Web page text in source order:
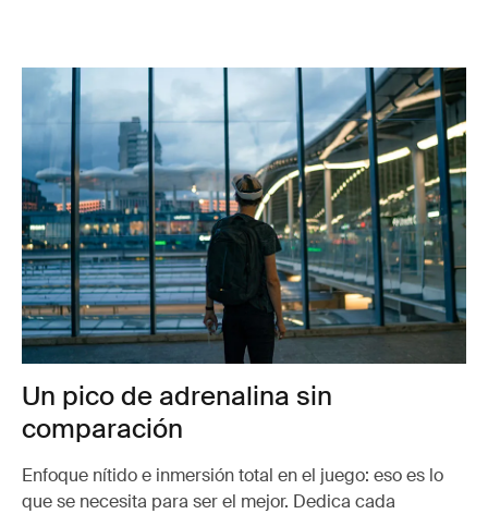
Un pico de adrenalina sin
comparación
Enfoque nítido e inmersión total en el juego: eso es lo
que se necesita para ser el mejor. Dedica cada